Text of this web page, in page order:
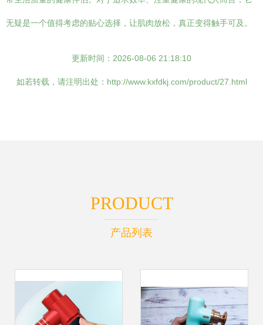
无疑是一个值得考虑的贴心选择，让肌肉放松，真正变得触手可及。
更新时间：2026-08-06 21:18:10
如若转载，请注明出处：http://www.kxfdkj.com/product/27.html
PRODUCT
产品列表